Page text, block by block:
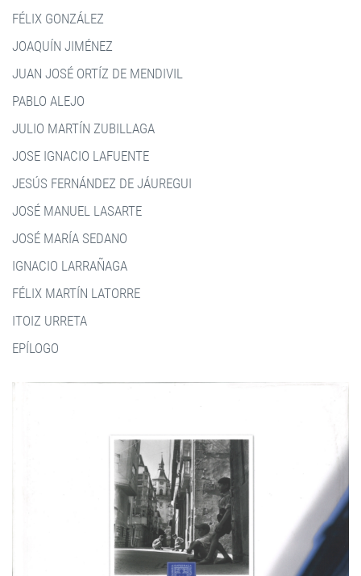
FÉLIX GONZÁLEZ
JOAQUÍN JIMÉNEZ
JUAN JOSÉ ORTÍZ DE MENDIVIL
PABLO ALEJO
JULIO MARTÍN ZUBILLAGA
JOSE IGNACIO LAFUENTE
JESÚS FERNÁNDEZ DE JÁUREGUI
JOSÉ MANUEL LASARTE
JOSÉ MARÍA SEDANO
IGNACIO LARRAÑAGA
FÉLIX MARTÍN LATORRE
ITOIZ URRETA
EPÍLOGO